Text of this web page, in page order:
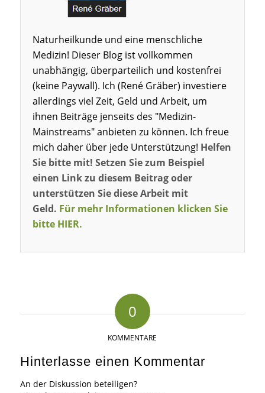
Naturheilkunde und eine menschliche
Medizin! Dieser Blog ist vollkommen
unabhängig, überparteilich und kostenfrei
(keine Paywall). Ich (René Gräber) investiere
allerdings viel Zeit, Geld und Arbeit, um
ihnen Beiträge jenseits des "Medizin-
Mainstreams" anbieten zu können. Ich freue
mich daher über jede Unterstützung! Helfen
Sie bitte mit! Setzen Sie zum Beispiel
einen Link zu diesem Beitrag oder
unterstützen Sie diese Arbeit mit
Geld. Für mehr Informationen klicken Sie
bitte HIER.
0
KOMMENTARE
Hinterlasse einen Kommentar
An der Diskussion beteiligen?